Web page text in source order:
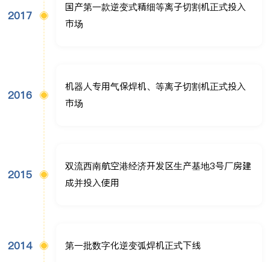
2017
国产第一款逆变式精细等离子切割机正式投入
市场
2016
机器人专用气保焊机、等离子切割机正式投入
市场
2015
双流西南航空港经济开发区生产基地3号厂房建
成并投入使用
2014 第一批数字化逆变弧焊机正式下线